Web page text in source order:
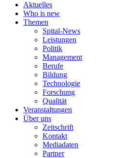
Aktuelles
Who is new
Themen
Spital-News
Leistungen
Politik
Management
Berufe
Bildung
Technologie
Forschung
Qualität
Veranstaltungen
Über uns
Zeitschrift
Kontakt
Mediadaten
Partner